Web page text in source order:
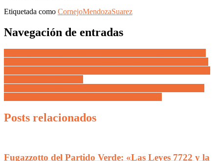
Etiquetada como CornejoMendozaSuarez
Navegación de entradas
Posts relacionados
Fugazzotto del Partido Verde: «Las Leyes 7722 y la